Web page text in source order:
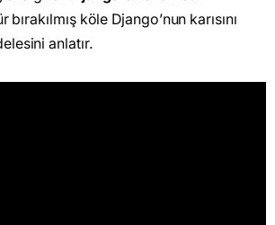
köle Django’nun karısını
anlatır.